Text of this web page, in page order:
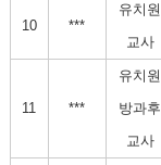
10 ***
유치원
교사
11 ***
유치원
방과후
교사